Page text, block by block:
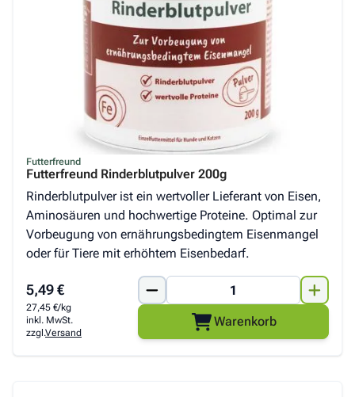
Futterfreund
Futterfreund Rinderblutpulver 200g
Rinderblutpulver ist ein wertvoller Lieferant von Eisen,
Aminosäuren und hochwertige Proteine. Optimal zur
Vorbeugung von ernährungsbedingtem Eisenmangel
oder für Tiere mit erhöhtem Eisenbedarf.
5,49 €
27,45 €/kg
inkl. MwSt.
zzgl.Versand
Warenkorb